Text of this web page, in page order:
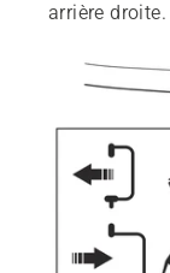
arrière droite.